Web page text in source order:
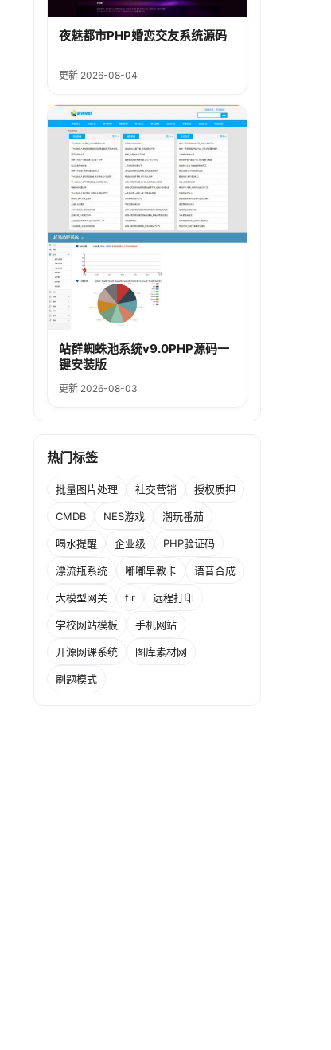
夜魅都市PHP婚恋交友系统源码
更新 2026-08-04
站群蜘蛛池系统v9.0PHP源码一
键安装版
更新 2026-08-03
热门标签
批量图片处理 社交营销 授权质押
CMDB NES游戏 潮玩番茄
喝水提醒 企业级 PHP验证码
漂流瓶系统 嘟嘟早教卡 语音合成
大模型网关 fir 远程打印
学校网站模板 手机网站
开源网课系统 图库素材网
刷题模式